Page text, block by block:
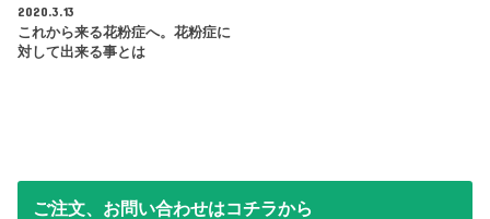
2020.3.13
これから来る花粉症へ。花粉症に
対して出来る事とは
ご注文、お問い合わせはコチラから